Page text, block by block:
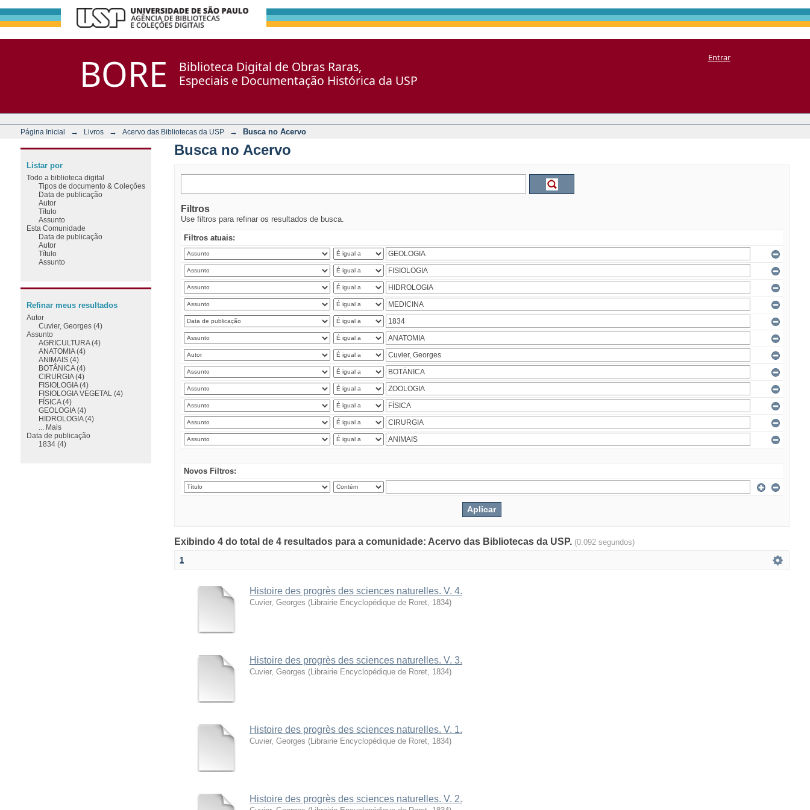
BORE
Biblioteca Digital de Obras Raras,
Especiais e Documentação Histórica da USP
Entrar
Página Inicial → Livros → Acervo das Bibliotecas da USP → Busca no Acervo
Busca no Acervo
Filtros
Use filtros para refinar os resultados de busca.
Filtros atuais:
Novos Filtros:
Exibindo 4 do total de 4 resultados para a comunidade: Acervo das Bibliotecas da USP. (0.092 segundos)
1
Histoire des progrès des sciences naturelles. V. 4.
Cuvier, Georges (Librairie Encyclopédique de Roret, 1834)
Histoire des progrès des sciences naturelles. V. 3.
Cuvier, Georges (Librairie Encyclopédique de Roret, 1834)
Histoire des progrès des sciences naturelles. V. 1.
Cuvier, Georges (Librairie Encyclopédique de Roret, 1834)
Histoire des progrès des sciences naturelles. V. 2.
Listar por
Todo a biblioteca digital
Tipos de documento & Coleções
Data de publicação
Autor
Título
Assunto
Esta Comunidade
Data de publicação
Autor
Título
Assunto
Refinar meus resultados
Autor
Cuvier, Georges (4)
Assunto
AGRICULTURA (4)
ANATOMIA (4)
ANIMAIS (4)
BOTÂNICA (4)
CIRURGIA (4)
FISIOLOGIA (4)
FISIOLOGIA VEGETAL (4)
FÍSICA (4)
GEOLOGIA (4)
HIDROLOGIA (4)
... Mais
Data de publicação
1834 (4)